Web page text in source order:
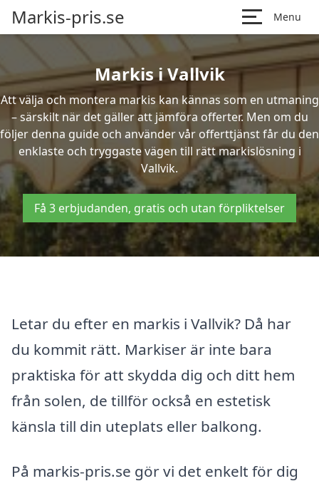
Markis-pris.se Menu
Markis i Vallvik
Att välja och montera markis kan kännas som en utmaning
– särskilt när det gäller att jämföra offerter. Men om du
följer denna guide och använder vår offerttjänst får du den
enklaste och tryggaste vägen till rätt markislösning i
Vallvik.
Få 3 erbjudanden, gratis och utan förpliktelser
Letar du efter en markis i Vallvik? Då har
du kommit rätt. Markiser är inte bara
praktiska för att skydda dig och ditt hem
från solen, de tillför också en estetisk
känsla till din uteplats eller balkong.
På markis-pris.se gör vi det enkelt för dig